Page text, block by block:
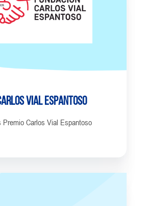
Vial Espantoso
Premio Carlos Vial Espantoso